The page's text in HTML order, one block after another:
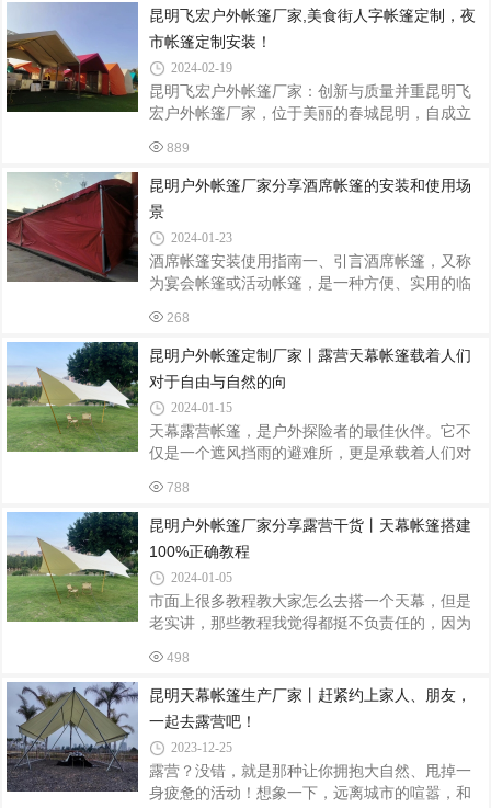
提供安全舒适的休息环境，还能为我们的旅程增
添不少乐趣。今天，我们就来聊一聊户外固定帐
篷，特别是它的一项独特功能——调节高矮。
一、户外帐篷的种类与选择户外帐篷的种类繁
多，按用途可分为徒步帐篷、露营帐篷、高山帐
篷等；按结构可分为单层帐篷、双层帐篷、蒙古
包式帐篷等。在选择帐篷时，需根据露营人数、
二
昆明飞宏户外帐篷厂家,美食街人字帐篷定制，夜
市帐篷定制安装！
2024-02-19
昆明飞宏户外帐篷厂家：创新与质量并重昆明飞
宏户外帐篷厂家，位于美丽的春城昆明，自成立
着卓越的品质和丰富的产品线，飞宏户外帐篷在
国内外市场上赢得了良好的口碑。一、美食街人
字帐篷美食街人字帐篷是飞宏户外帐篷厂家的明
星产品之一。这款帐篷设计独特，结构稳固，同
时又具有良好的通风性能。在炎炎夏日，它能为
游客提供一个凉爽、舒适的用餐环境。而在寒冷
的冬季，帐篷内部则温暖如春。美食街人字帐篷
的广泛应用，为各地的美食街、夜市增添了一道
889
昆明户外帐篷厂家分享酒席帐篷的安装和使用场
景
2024-01-23
酒席帐篷安装使用指南一、引言酒席帐篷，又称
为宴会帐篷或活动帐篷，是一种方便、实用的临
动。了解如何正确安装和使用酒席帐篷，不仅可
以确保活动的顺利进行，还可以保证参与者的舒
适与安全。二、酒席帐篷的安装1. 选择合适的场
地：确保地面平整、无障碍物，以便帐篷的稳定
安装。避免在斜坡或软土地上搭建帐篷。2. 检查
并整理配件：根据帐篷的型号和规格，检查所需
的配件，如支柱、钢丝绳、地钉等是否齐全，并
确保没有损坏。3. 安装支柱：按照说明书的指
268
昆明户外帐篷定制厂家丨露营天幕帐篷载着人们
对于自由与自然的向
2024-01-15
天幕露营帐篷，是户外探险者的最佳伙伴。它不
仅是一个遮风挡雨的避难所，更是承载着人们对
洁的月光下显得格外醒目。仿佛是一颗闪耀的星
星，引领着人们走向梦幻般的探险之旅。它静静
地伫立在绿意盎然的草地上，与大自然融为一
体，为露营者提供温馨的庇护所。天幕露营帐篷
的设计简约而不失时尚感，采用高品质的材料制
作而成，确保了帐篷的耐用性和实用性。同时，
帐篷内部空间宽敞，足够容纳下所需的各种装备
和生活用品，让露营者在享受大自然的同时，也
788
昆明户外帐篷厂家分享露营干货丨天幕帐篷搭建
100%正确教程
2024-01-05
市面上很多教程教大家怎么去搭一个天幕，但是
老实讲，那些教程我觉得都挺不负责任的，因为
怎么去处理一些特殊状况，或者说一些很细节的
地方。所以今天呢，咱们昆明飞宏户外帐篷厂家
就来教大家如何一步一步正确去搭一个天幕。可
能看到这个标题的时候，很多朋友们都会嗤之以
鼻：“天幕不就是一块布撑起来吗”那大家先不要想
的那么简单，因为如果天幕搭的不正确的话，遇
到刮风下雨有可能天幕会被吹走、被雨水压塌，
498
昆明天幕帐篷生产厂家丨赶紧约上家人、朋友，
一起去露营吧！
2023-12-25
露营？没错，就是那种让你拥抱大自然、甩掉一
身疲惫的活动！想象一下，远离城市的喧嚣，和